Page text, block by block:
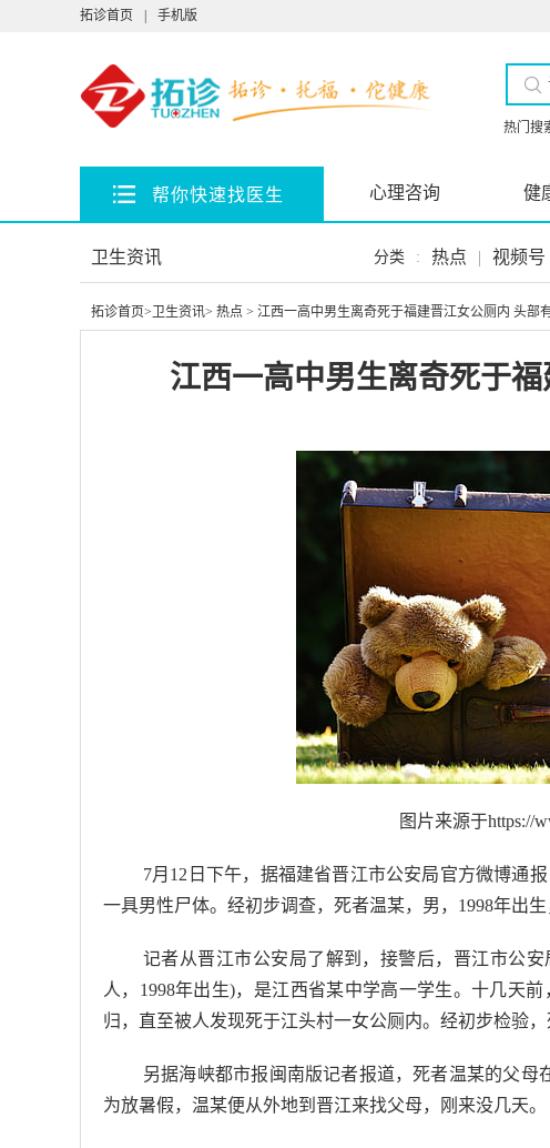
拓诊首页 手机版
热门搜
帮你快速找医生 心理咨询 健
卫生资讯 分类 : 热点 | 视频号
拓诊首页> 卫生资讯> 热点 > 江西一高中男生离奇死于福建晋江女公厕内 头部
江西一高中男生离奇死于
图片来源于https://
7月 12 日下午，据福建省晋江市公安局官方微博通
一具男性尸体。经初步调查，死者温某，男， 1998年出生
记者从晋江市公安局了解到，接警后，晋江市公
人， 1998年出生)，是江西省某中学高一学生。十几天前
归，直至被人发现死于江头村一女公厕内。经初步检验
另据海峡都市报闽南版记者报道，死者温某的父
为放暑假，温某便从外地到晋江来找父母，刚来没几天。